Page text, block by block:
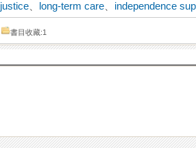
justice long-term care
independence
書目收藏:1